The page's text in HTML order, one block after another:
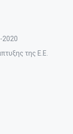
2020
της Ε.Ε.